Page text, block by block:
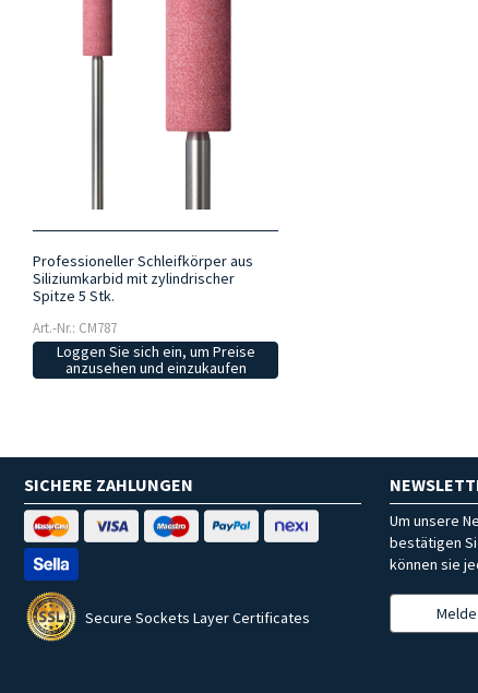
Professioneller Schleifkörper aus
Siliziumkarbid mit zylindrischer
Spitze 5 Stk.
Art.-Nr.: CM787
Loggen Sie sich ein, um Preise
anzusehen und einzukaufen
SICHERE ZAHLUNGEN
Secure Sockets Layer Certificates
Um unsere
bestätigen
können sie